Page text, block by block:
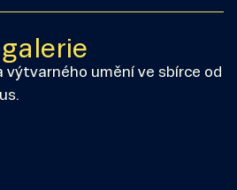
výtvarného umění ve sbírce od